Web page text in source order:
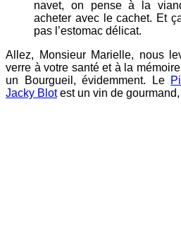
navet, on pense à la
acheter avec le cachet. Et
pas l’estomac délicat.
Allez, Monsieur Marielle, nous
verre à votre santé et à la
un Bourgueil, évidemment. Le
Jacky Blotest un vin de gourmand,